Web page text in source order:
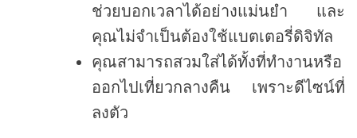
ช่วยบอกเวลาได้อย่างแม่นยำ และ
คุณไม่จำเป็นต้องใช้แบตเตอรี่ดิจิทัล
คุณสามารถสวมใส่ได้ทั้งที่ทำงานหรือ
ออกไปเที่ยวกลางคืน เพราะดีไซน์ที่
ลงตัว